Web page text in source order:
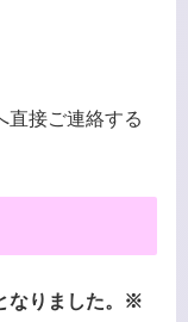
直接ご連絡する
なりました。※